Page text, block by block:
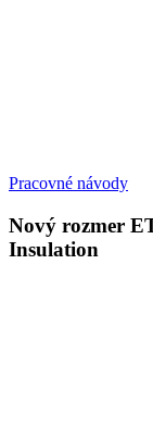
Pracovné návody
Nový rozmer
Insulation